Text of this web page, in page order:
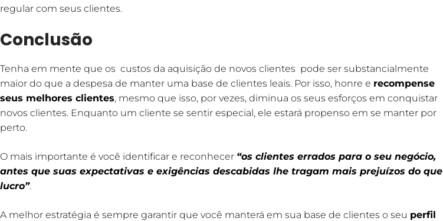
regular com seus clientes.
Conclusão
Tenha em mente que os custos da aquisição de novos clientes pode ser substancialmente
maior do que a despesa de manter uma base de clientes leais. Por isso, honre e recompense
seus melhores clientes, mesmo que isso, por vezes, diminua os seus esforços em conquistar
novos clientes. Enquanto um cliente se sentir especial, ele estará propenso em se manter por
perto.
O mais importante é você identificar e reconhecer “os clientes errados para o seu negócio,
antes que suas expectativas e exigências descabidas lhe tragam mais prejuízos do que
lucro”.
A melhor estratégia é sempre garantir que você manterá em sua base de clientes o seu perfil